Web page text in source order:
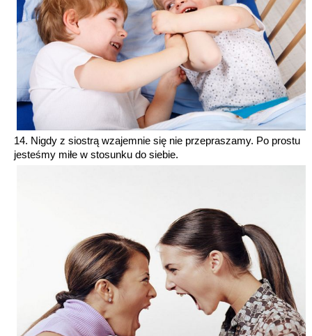
14. Nigdy z siostrą wzajemnie się nie przepraszamy. Po prostu
jesteśmy miłe w stosunku do siebie.